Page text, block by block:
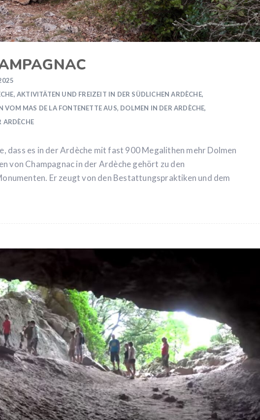
,AKTIVITÄTEN UND FREIZEIT IN DER SÜDLICHEN ARDÈCHE,
VOM MAS DE LA FONTENETTE AUS, DOLMEN IN DER ARDÈCHE,
ARDÈCHE
dass es in der Ardèche mit fast 900 Megalithen mehr Dolmen
von Champagnac in der Ardèche gehört zu den
Er zeugt von den Bestattungspraktiken und dem